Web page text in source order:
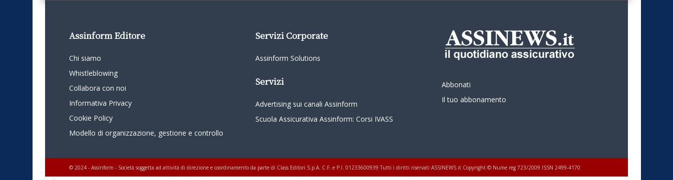
Assinform Editore
Chi siamo
Whistleblowing
Collabora con noi
Informativa Privacy
Cookie Policy
Modello di organizzazione, gestione e controllo
Servizi Corporate
Assinform Solutions
Servizi
Advertising sui canali Assinform
Scuola Assicurativa Assinform: Corsi IVASS
Abbonati
Il tuo abbonamento
© 2024 - Assinform - Società soggetta ad attività di direzione e coordinamento da parte di Class Editori S.p.A. C.F. e P.I. 01233600939 Tutti i diritti riservati ASSINEWS.it Copyright © Nume reg 723/2009 ISSN 2499-4170